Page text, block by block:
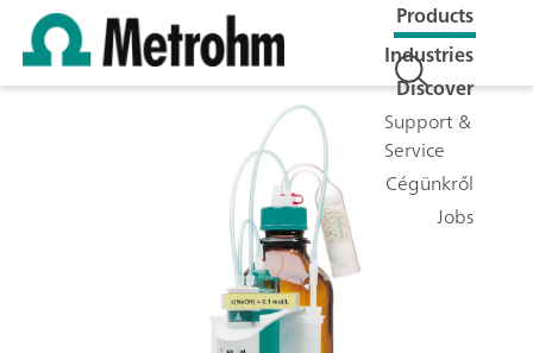
Products
Industries
Discover
Support &
Service
Cégünkről
Jobs